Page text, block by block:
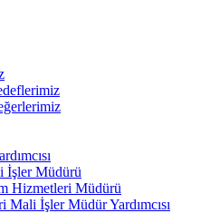
İşler Müdürü
Hizmetleri Müdürü
Mali İşler Müdür Yardımcısı